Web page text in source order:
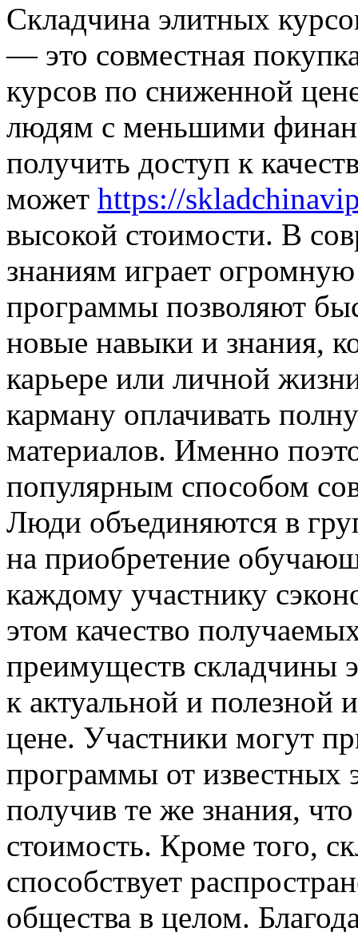
Склaдчинa элитныx
— это совместная
курсов по сниженной
людям с меньшими
получить доступ к
может https://
высокой стоимости. В
знаниям играет
программы позволяют
новые навыки и знания,
карьере или личной
карману оплачивать
материалов. Именно
популярным способом
Люди объединяются в
на приобретение
каждому участнику
этом качество
преимуществ складчины
к актуальной и полезной
цене. Участники могут
программы от известных
получив те же знания,
стоимость. Кроме того,
способствует
общества в целом.